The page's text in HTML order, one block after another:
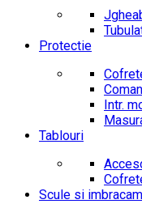
Protectie
Intr.
Tablouri
Scule si